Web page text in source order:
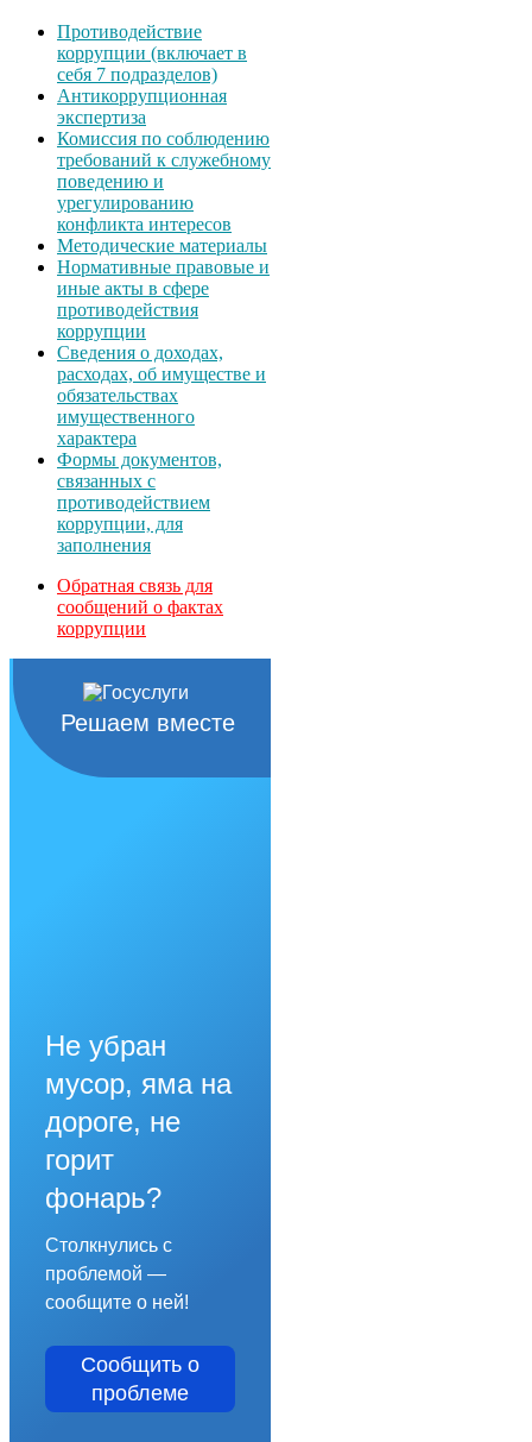
Противодействие
коррупции (включает в
себя 7 подразделов)
Антикоррупционная
экспертиза
Комиссия по соблюдению
требований к служебному
поведению и
урегулированию
конфликта интересов
Методические материалы
Нормативные правовые и
иные акты в сфере
противодействия
коррупции
Сведения о доходах,
расходах, об имуществе и
обязательствах
имущественного
характера
Формы документов,
связанных с
противодействием
коррупции, для
заполнения
Обратная связь для
сообщений о фактах
коррупции
Решаем вместе
Не убран
мусор, яма на
дороге, не
горит
фонарь?
Столкнулись с
проблемой —
сообщите о ней!
Сообщить о
проблеме